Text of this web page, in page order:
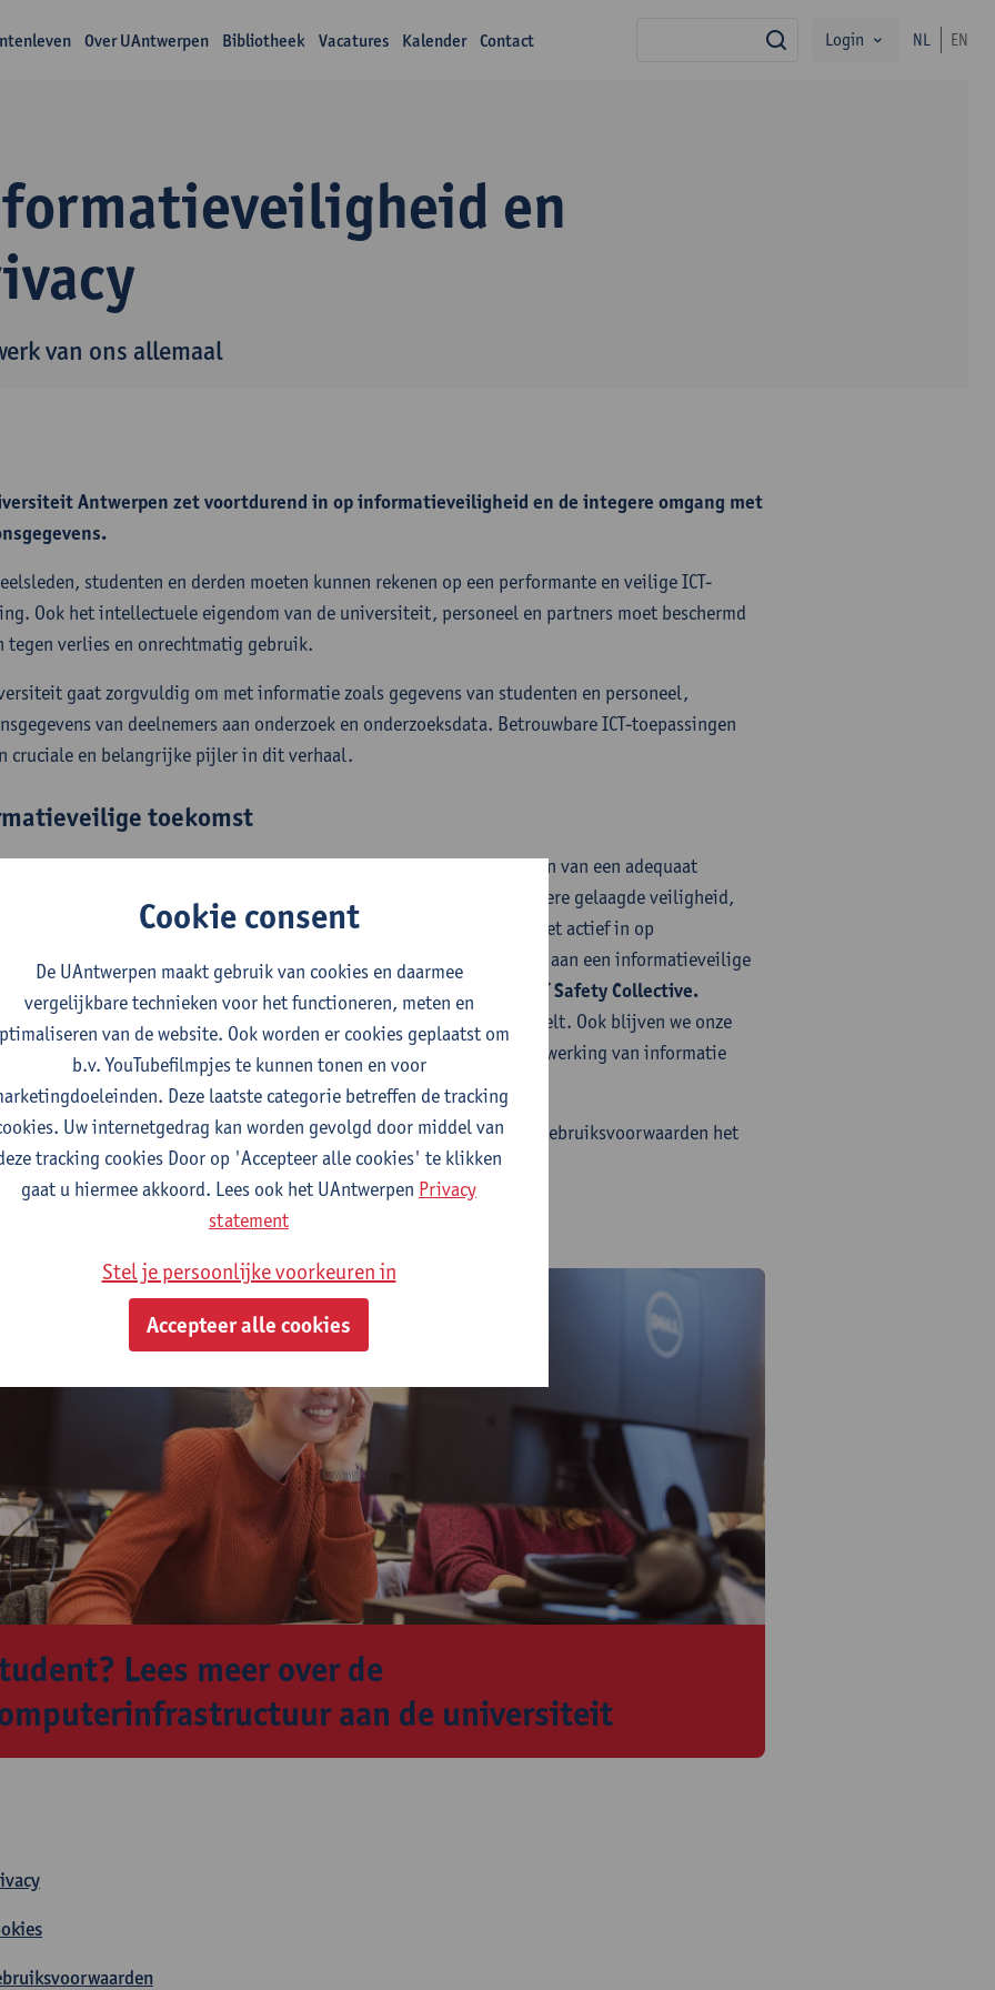
Over UAntwerpen Bibliotheek Vacatures Kalender Contact zoekLogin NL EN
en
van ons allemaal
Antwerpen zet voortdurend in op informatieveiligheid en de integere omgang met
studenten en derden moeten kunnen rekenen op een performante en veilige ICT-
Ook het intellectuele eigendom van de universiteit, personeel en partners moet beschermd
tegen verlies en onrechtmatig gebruik.
gaat zorgvuldig om met informatie zoals gegevens van studenten en personeel,
van deelnemers aan onderzoek en onderzoeksdata. Betrouwbare ICT-toepassingen
cruciale en belangrijke pijler in dit verhaal.
toekomst
Antwerpen kent verschillende initiatieven die de basis vormen van een adequaat
Dat start uiteraard met systemen die onder andere gelaagde veiligheid,
als design en resilience als uitgangspunten hebben. De universiteit zet actief in op
om samen met haar personeelsleden en studenten te werken aan een informatieveilige
Deze sensibiliseringscampagne is beter bekend onder de naam
ICT Safety Collective.
is immers een taak waarin iedereen van ons een rol speelt. Ook blijven we onze
en organisatorische maatregelen optimaliseren om de veilige verwerking van informatie
vormt samen met de privacyverklaring, het cookiebeleid en de gebruiksvoorwaarden het
het informatieveiligheidsbeleid van UAntwerpen.
Lees meer over de
aan de universiteit
Cookie consent
De UAntwerpen maakt gebruik van cookies en daarmee
vergelijkbare technieken voor het functioneren, meten en
van de website. Ook worden er cookies geplaatst om
b.v. YouTubefilmpjes te kunnen tonen en voor
Deze laatste categorie betreffen de tracking
Uw internetgedrag kan worden gevolgd door middel van
tracking cookies Door op 'Accepteer alle cookies' te klikken
gaat u hiermee akkoord. Lees ook het UAntwerpen Privacy
statement
Stel je persoonlijke voorkeuren in
Accepteer alle cookies